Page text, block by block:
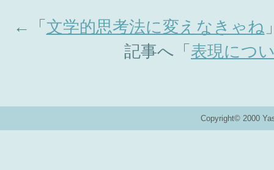
←「 文学的思考法に変えなきゃね
記事へ「 表現につ
Copyright© 2000